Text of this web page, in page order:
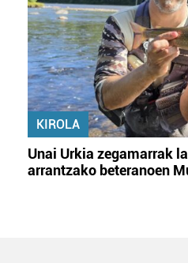
KIROLA
Unai Urkia zegamarrak
arrantzako beteranoen